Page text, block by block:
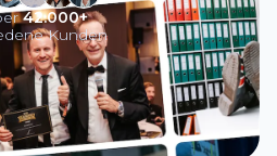
42.000+
Kunden